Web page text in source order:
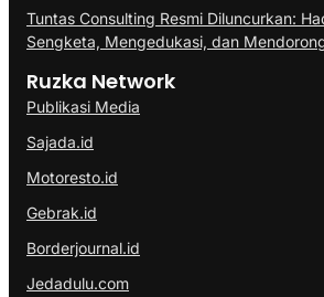
Tuntas Consulting Resmi Diluncurkan:
Sengketa, Mengedukasi, dan
Ruzka Network
Publikasi Media
Sajada.id
Motoresto.id
Gebrak.id
Borderjournal.id
Jedadulu.com